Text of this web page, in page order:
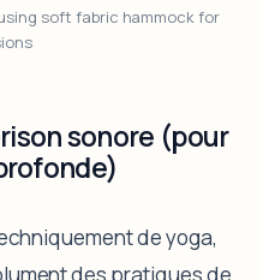
soft fabric hammock for
sonore (pour
de yoga,
des pratiques de